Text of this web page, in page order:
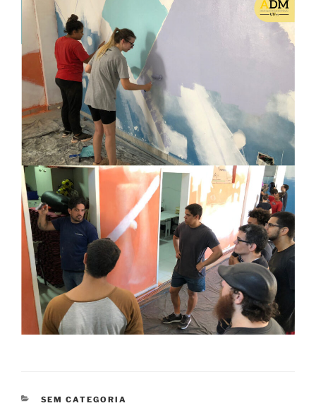
CATEGORIAS
SEM CATEGORIA